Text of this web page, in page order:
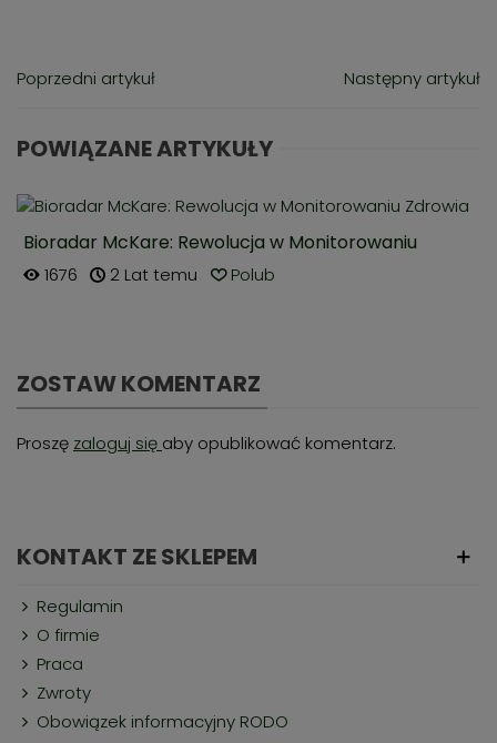
Poprzedni artykuł Następny artykuł
POWIĄZANE ARTYKUŁY
Bioradar McKare: Rewolucja w Monitorowaniu
Zdrowia
1676 2 Lat temu Polub
ZOSTAW KOMENTARZ
Proszę zaloguj się aby opublikować komentarz.
KONTAKT ZE SKLEPEM
Regulamin
O firmie
Praca
Zwroty
Obowiązek informacyjny RODO